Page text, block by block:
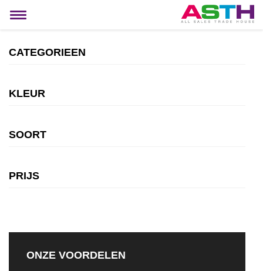
Toggle
CATEGORIEEN
KLEUR
SOORT
PRIJS
ONZE VOORDELEN